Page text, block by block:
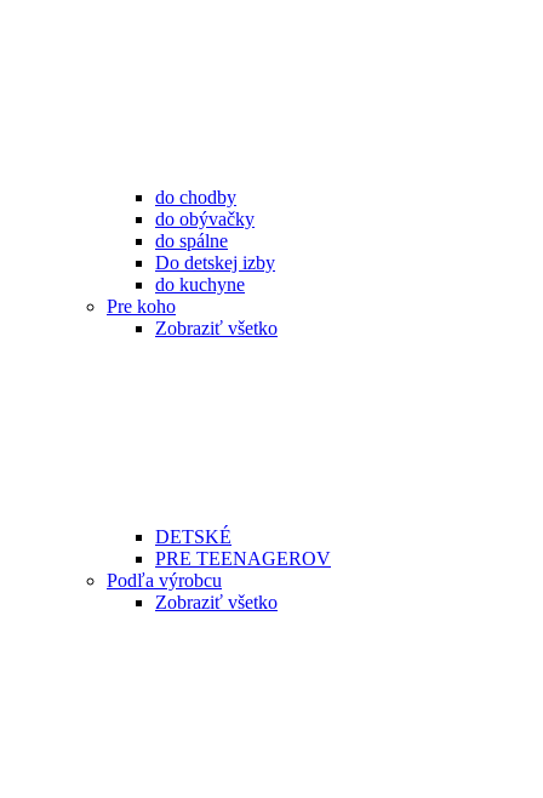
do chodby
do obývačky
do spálne
Do detskej izby
do kuchyne
Pre koho
Zobraziť všetko
DETSKÉ
PRE TEENAGEROV
Podľa výrobcu
Zobraziť všetko